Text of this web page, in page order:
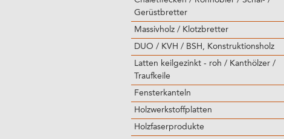
Gerüstbretter
Massivholz / Klotzbretter
DUO / KVH / BSH, Konstruktionsholz
Latten keilgezinkt - roh / Kanthölzer /
Traufkeile
Fensterkanteln
Holzwerkstoffplatten
Holzfaserprodukte